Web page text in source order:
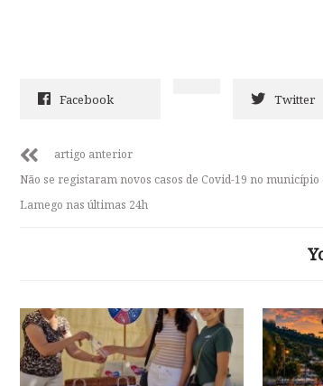
Facebook Twitter
artigo anterior
Não se registaram novos casos de Covid-19 no município
Lamego nas últimas 24h